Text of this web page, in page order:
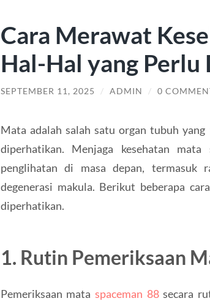
Cara Merawat
Hal-Hal yang
SEPTEMBER 11, 2025 / ADMIN / 0
Mata adalah salah satu organ tubuh
diperhatikan. Menjaga kesehatan
penglihatan di masa depan, termasuk
degenerasi makula. Berikut beberapa
diperhatikan.
1. Rutin Pemeriksaan
Pemeriksaan mataspaceman 88secara